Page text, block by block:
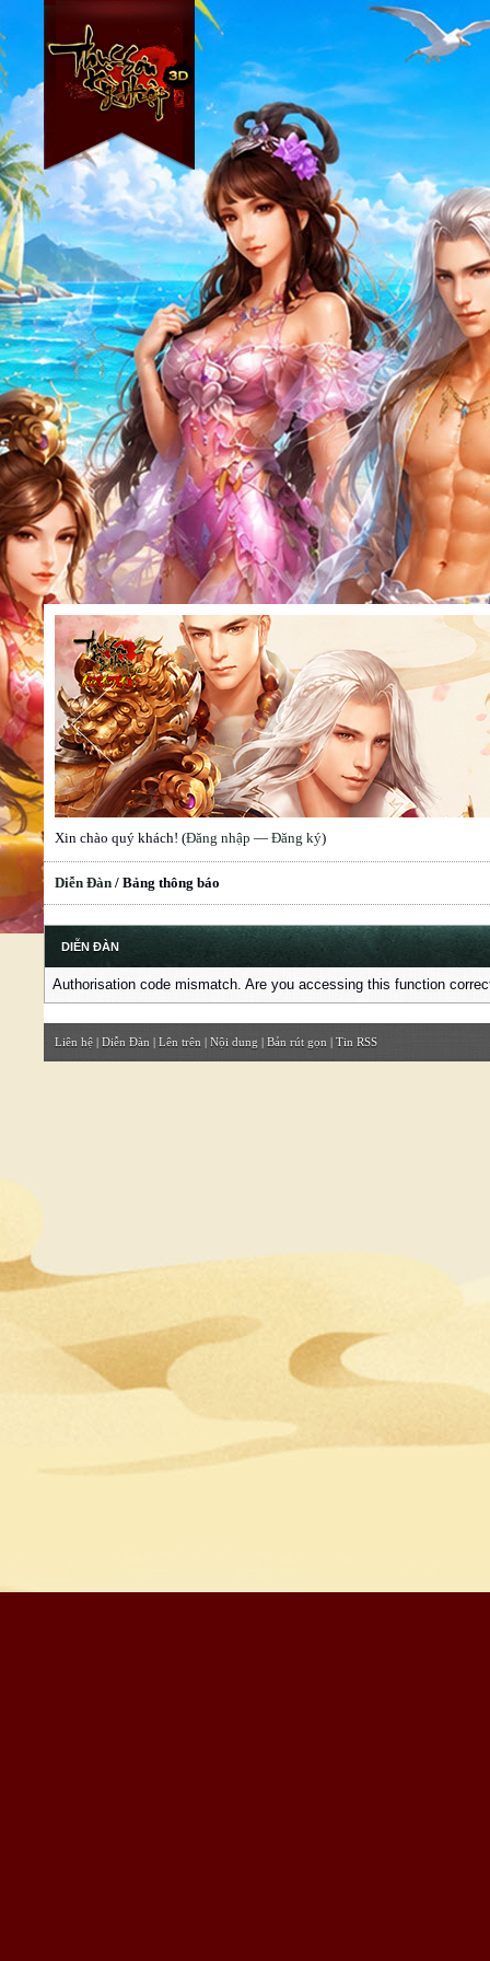
Xin chào quý khách! (Đăng nhập — Đăng ký)
Diễn Đàn / Bảng thông báo
DIỄN ĐÀN
Authorisation code mismatch. Are you accessing this function
Liên hệ | Diễn Đàn | Lên trên | Nội dung | Bản rút gọn | Tin RSS